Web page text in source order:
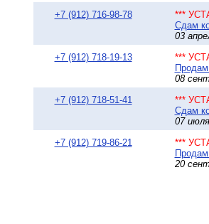
+7 (912) 716-98-78
***
Сдам
03
+7 (912) 718-19-13
***
08
+7 (912) 718-51-41
***
Сдам
07
+7 (912) 719-86-21
***
Продам
20